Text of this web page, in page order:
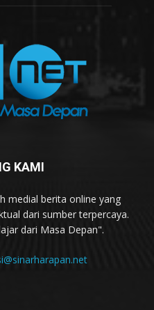
KAMI
medial berita online yang
dari sumber terpercaya.
dari Masa Depan".